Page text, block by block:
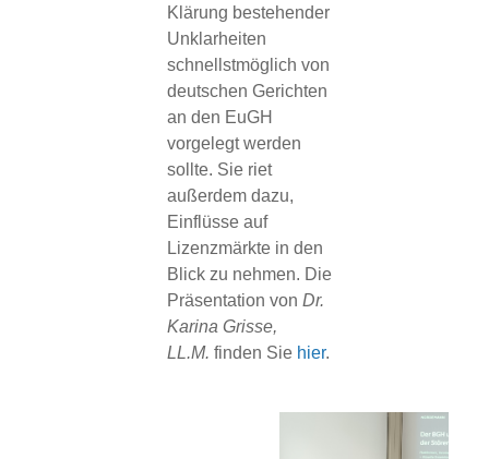
Klärung bestehender
Unklarheiten
schnellstmöglich von
deutschen Gerichten
an den EuGH
vorgelegt werden
sollte. Sie riet
außerdem dazu,
Einflüsse auf
Lizenzmärkte in den
Blick zu nehmen. Die
Präsentation von Dr.
Karina Grisse,
LL.M. finden Sie hier.